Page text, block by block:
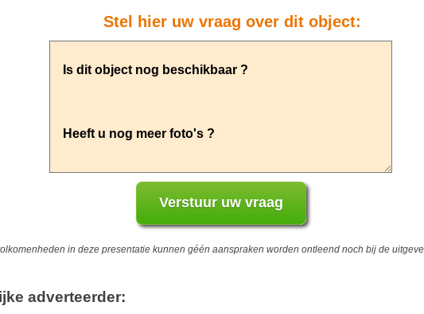
Stel hier uw vraag over dit object:
in deze presentatie kunnen géén aanspraken worden ontleend noch bij de
adverteerder: